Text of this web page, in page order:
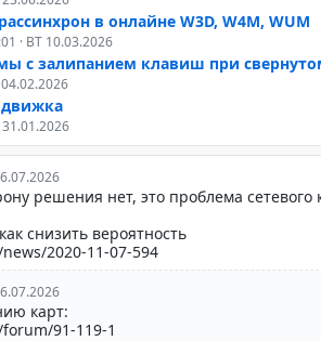
в онлайне W3D, W4M, WUM
· ВТ 10.03.2026
с залипанием клавиш при
04.02.2026
31.01.2026